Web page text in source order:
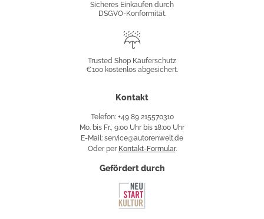
Sicheres Einkaufen durch
DSGVO-Konformität.
Käuferschutz
Trusted Shop Käuferschutz
€100 kostenlos abgesichert.
Kontakt
Telefon: +49 89 215570310
Mo. bis Fr., 9:00 Uhr bis 18:00 Uhr
E-Mail: service@autorenwelt.de
Oder per Kontakt-Formular.
Gefördert durch